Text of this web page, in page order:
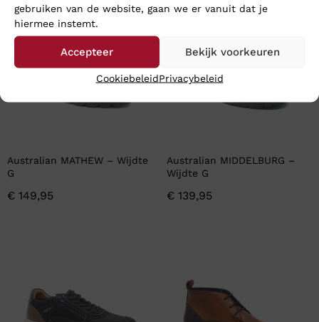
gebruiken van de website, gaan we er vanuit dat je
hiermee instemt.
Accepteer Bekijk voorkeuren
CookiebeleidPrivacybeleid
Australian MATHEW – Wijdte
G
€ 149,95
Australian MIDDELBURG –
Wijdte G
€ 139,95